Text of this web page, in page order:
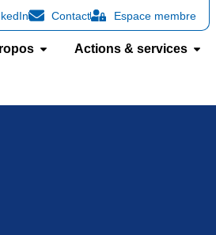
Contact Espace membre
Actions & services